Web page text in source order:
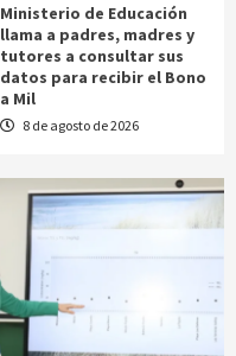
Ministerio de Educación
llama a padres, madres y
tutores a consultar sus
datos para recibir el Bono
a Mil
8 de agosto de 2026